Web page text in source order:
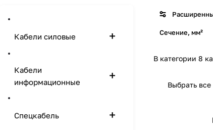
Сечение, мм²
В категории 8
Выбрать все
Кабели силовые
Кабели
информационные
Спецкабель